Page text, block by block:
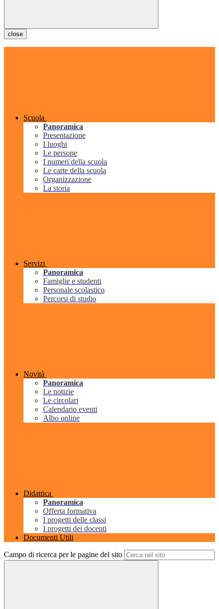
close
Scuola
Panoramica
Presentazione
I luoghi
Le persone
I numeri della scuola
Le carte della scuola
Organizzazione
La storia
Servizi
Panoramica
Famiglie e studenti
Personale scolastico
Percorsi di studio
Novità
Panoramica
Le notizie
Le circolari
Calendario eventi
Albo online
Didattica
Panoramica
Offerta formativa
I progetti delle classi
I progetti dei docenti
Documenti Utili
Campo di ricerca per le pagine del sito